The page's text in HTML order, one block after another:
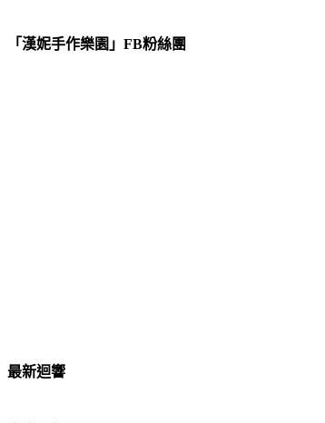
「漢妮手作樂園」FB粉絲團
最新迴響